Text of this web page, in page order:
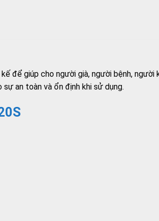
để giúp cho người già, người bệnh,
an toàn và ổn định khi sử dụng.